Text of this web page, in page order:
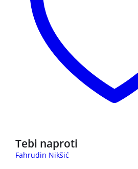
Tebi naproti
Fahrudin Nikšić